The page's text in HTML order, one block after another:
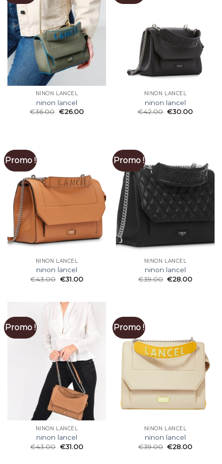
NINON LANCEL
ninon lancel
€36.00 €26.00
NINON LANCEL
ninon lancel
€42.00 €30.00
Promo !
NINON LANCEL
ninon lancel
€43.00 €31.00
Promo !
NINON LANCEL
ninon lancel
€39.00 €28.00
Promo !
NINON LANCEL
ninon lancel
€43.00 €31.00
Promo !
NINON LANCEL
ninon lancel
€39.00 €28.00